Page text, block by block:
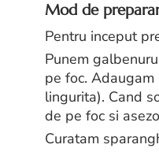
Mod de
Pentru inceput
Punem
pe foc.
lingurita). Cand
de pe foc si
Curatam